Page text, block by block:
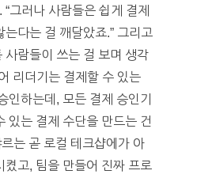
그러나 사람들은 쉽게 결제
는다는 걸 깨달았죠.” 그리고
사람들이 쓰는 걸 보며 생각
리더기는 결제할 수 있는
인하는데, 모든 결제 승인기
있는 결제 수단을 만드는 건
는 곧 로컬 테크샵에가 아
켰고, 팀을 만들어 진짜 프로